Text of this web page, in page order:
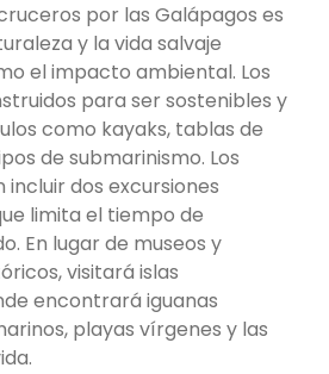
por las Galápagos es
y la vida salvaje
el impacto ambiental. Los
para ser sostenibles y
como kayaks, tablas de
de submarinismo. Los
dos excursiones
limita el tiempo de
En lugar de museos y
visitará islas
encontrará iguanas
playas vírgenes y las